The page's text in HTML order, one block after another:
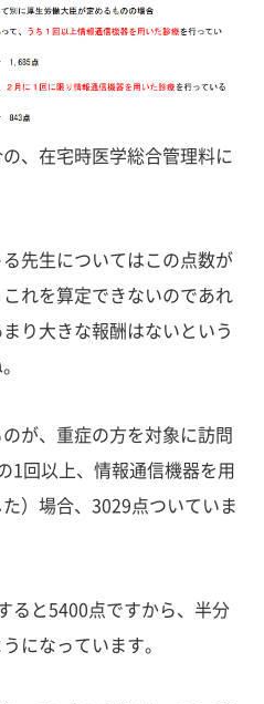
、在宅時医学総合管理料に
先生についてはこの点数が
れを算定できないのであれ
り大きな報酬はないという
が、重症の方を対象に訪問
1回以上、情報通信機器を用
）場合、3029点ついていま
ると5400点ですから、半分
になっています。